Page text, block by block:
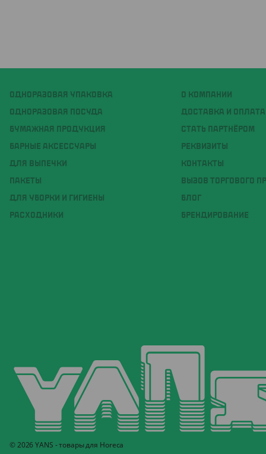
ОДНОРАЗОВАЯ УПАКОВКА
ОДНОРАЗОВАЯ ПОСУДА
БУМАЖНАЯ ПРОДУКЦИЯ
БАРНЫЕ АКСЕССУАРЫ
ДЛЯ ВЫПЕЧКИ
ПАКЕТЫ
ДЛЯ УБОРКИ И ГИГИЕНЫ
РАСХОДНИКИ
О КОМПАНИИ
ДОСТАВКА И ОПЛАТА
СТАТЬ ПАРТНЁРОМ
РЕКВИЗИТЫ
КОНТАКТЫ
ВЫЗОВ ТОРГОВОГО
БЛОГ
БРЕНДИРОВАНИЕ
© 2026 YANS - товары для Horeca